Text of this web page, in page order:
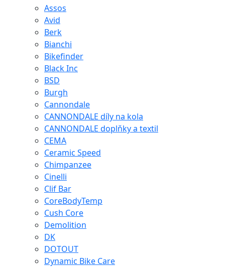
Assos
Avid
Berk
Bianchi
Bikefinder
Black Inc
BSD
Burgh
Cannondale
CANNONDALE díly na kola
CANNONDALE doplňky a textil
CEMA
Ceramic Speed
Chimpanzee
Cinelli
Clif Bar
CoreBodyTemp
Cush Core
Demolition
DK
DOTOUT
Dynamic Bike Care